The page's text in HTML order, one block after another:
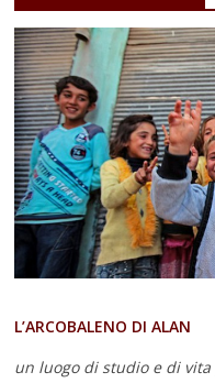
L’ARCOBALENO DI ALAN
un luogo di studio e di vita